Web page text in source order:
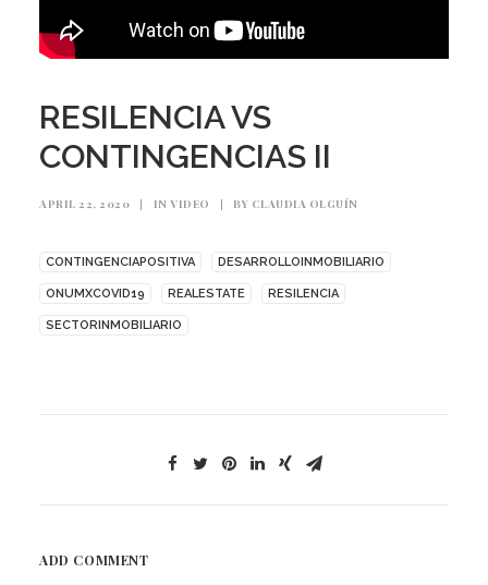
Search
RESILENCIA VS
CONTINGENCIAS II
APRIL 22, 2020 | IN VIDEO | BY CLAUDIA OLGUÍN
CONTINGENCIAPOSITIVA DESARROLLOINMOBILIARIO
ONUMXCOVID19 REALESTATE RESILENCIA
SECTORINMOBILIARIO
ADD COMMENT